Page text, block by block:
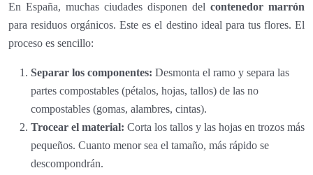
En España, muchas ciudades disponen del contenedor marrón
para residuos orgánicos. Este es el destino ideal para tus flores. El
proceso es sencillo:
Separar los componentes: Desmonta el ramo y separa las
partes compostables (pétalos, hojas, tallos) de las no
compostables (gomas, alambres, cintas).
Trocear el material: Corta los tallos y las hojas en trozos más
pequeños. Cuanto menor sea el tamaño, más rápido se
descompondrán.